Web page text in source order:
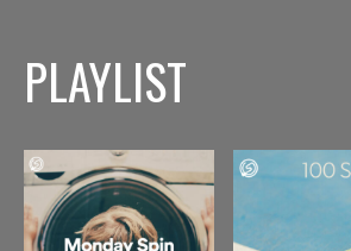
PLAYLIST